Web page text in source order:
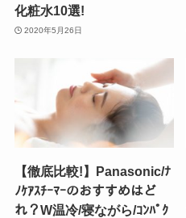
化粧水10選!
2020年5月26日
【徹底比較!】Panasonic/ﾅ
ﾉｹｱｽﾁｰﾏｰのおすすめはど
れ？W温冷/寝ながら/ｺﾝﾊﾟｸ